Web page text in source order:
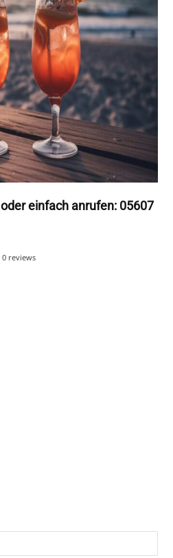
oder einfach anrufen: 05607
0 reviews